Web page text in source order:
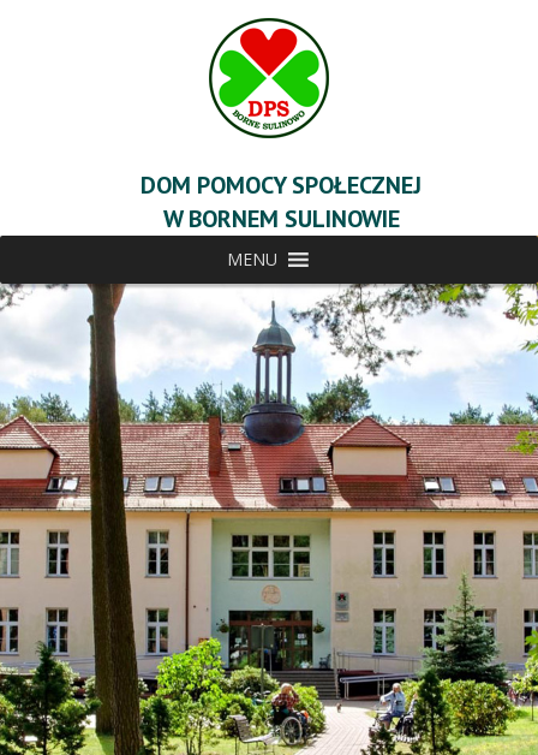
DOM POMOCY SPOŁECZNEJ
W BORNEM SULINOWIE
MENU